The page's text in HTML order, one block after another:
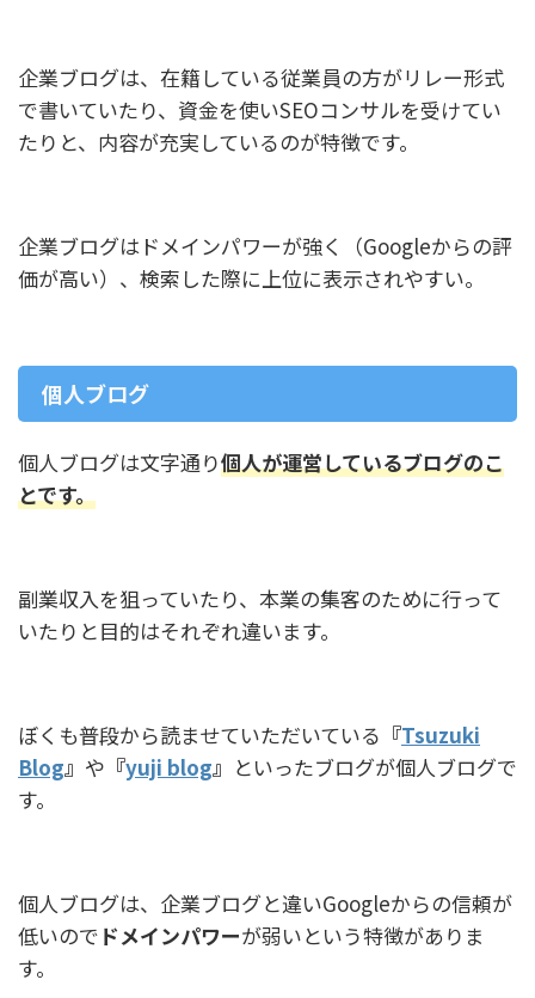
企業ブログは、在籍している従業員の方がリレー形式
で書いていたり、資金を使いSEOコンサルを受けてい
たりと、内容が充実しているのが特徴です。
企業ブログはドメインパワーが強く（Googleからの評
価が高い）、検索した際に上位に表示されやすい。
個人ブログ
個人ブログは文字通り個人が運営しているブログのこ
とです。
副業収入を狙っていたり、本業の集客のために行って
いたりと目的はそれぞれ違います。
ぼくも普段から読ませていただいている 『Tsuzuki
Blog』 や 『yuji blog』 といったブログが個人ブログで
す。
個人ブログは、企業ブログと違いGoogleからの信頼が
低いので ドメインパワーが弱いという特徴がありま
す。